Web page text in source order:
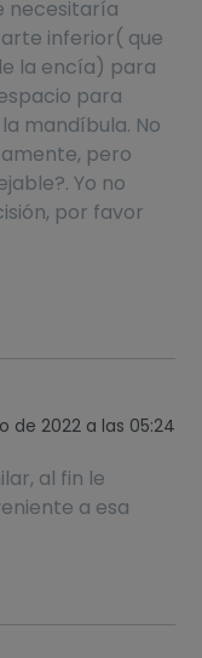
necesitaría
inferior( que
la encía) para
para
mandíbula. No
pero
Yo no
por favor
de 2022 a las 05:24
al fin le
a esa